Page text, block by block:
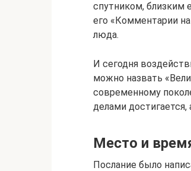
спутником, близким
его «Комментарии
люда.
И сегодня
можно назвать
современному
делами
Место и
Послание было